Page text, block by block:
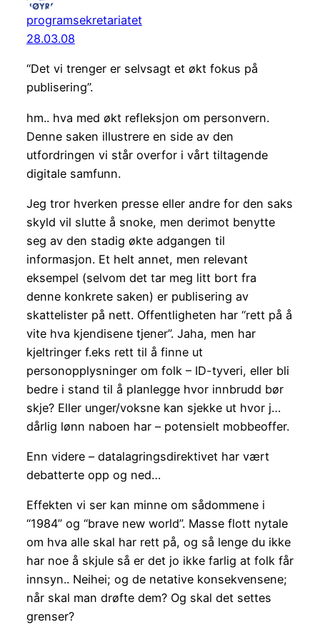
programsekretariatet
28.03.08
“Det vi trenger er selvsagt et økt fokus på
publisering”.
hm.. hva med økt refleksjon om personvern.
Denne saken illustrere en side av den
utfordringen vi står overfor i vårt tiltagende
digitale samfunn.
Jeg tror hverken presse eller andre for den saks
skyld vil slutte å snoke, men derimot benytte
seg av den stadig økte adgangen til
informasjon. Et helt annet, men relevant
eksempel (selvom det tar meg litt bort fra
denne konkrete saken) er publisering av
skattelister på nett. Offentligheten har “rett på å
vite hva kjendisene tjener”. Jaha, men har
kjeltringer f.eks rett til å finne ut
personopplysninger om folk – ID-tyveri, eller bli
bedre i stand til å planlegge hvor innbrudd bør
skje? Eller unger/voksne kan sjekke ut hvor j…
dårlig lønn naboen har – potensielt mobbeoffer.
Enn videre – datalagringsdirektivet har vært
debatterte opp og ned…
Effekten vi ser kan minne om sådommene i
“1984” og “brave new world”. Masse flott nytale
om hva alle skal har rett på, og så lenge du ikke
har noe å skjule så er det jo ikke farlig at folk får
innsyn.. Neihei; og de netative konsekvensene;
når skal man drøfte dem? Og skal det settes
grenser?